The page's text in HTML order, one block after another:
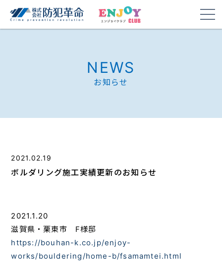
NEWS
お知らせ
2021.02.19
ボルダリング施工実績更新のお知らせ
2021.1.20
滋賀県・栗東市 F様邸
https://bouhan-k.co.jp/enjoy-
works/bouldering/home-b/fsamamtei.html